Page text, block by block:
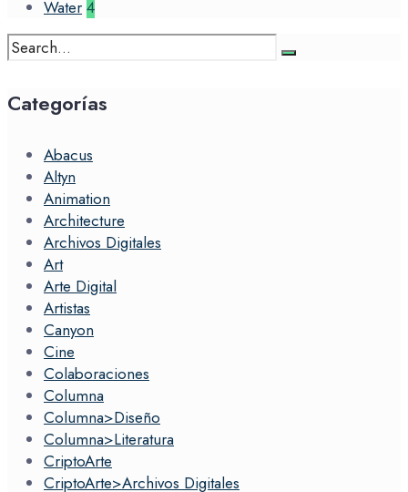
Water 4
Search
for:
Categorías
Abacus
Altyn
Animation
Architecture
Archivos Digitales
Art
Arte Digital
Artistas
Canyon
Cine
Colaboraciones
Columna
Columna>Diseño
Columna>Literatura
CriptoArte
CriptoArte>Archivos Digitales